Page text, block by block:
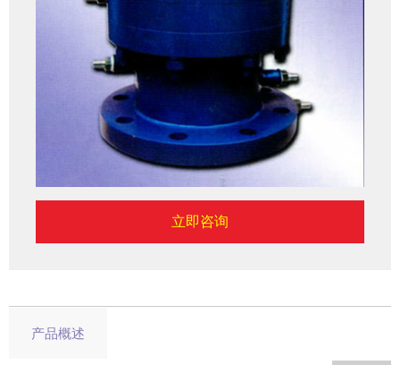
立即咨询
产品概述